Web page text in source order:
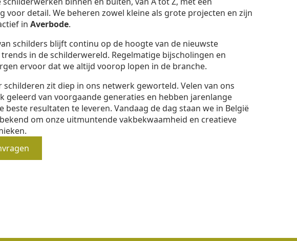
voor detail. We beheren zowel kleine als grote projecten en zijn
in Averbode.
schilders blijft continu op de hoogte van de nieuwste
in de schilderwereld. Regelmatige bijscholingen en
ervoor dat we altijd voorop lopen in de branche.
schilderen zit diep in ons netwerk geworteld. Velen van ons
geleerd van voorgaande generaties en hebben jarenlange
beste resultaten te leveren. Vandaag de dag staan we in België
om onze uitmuntende vakbekwaamheid en creatieve